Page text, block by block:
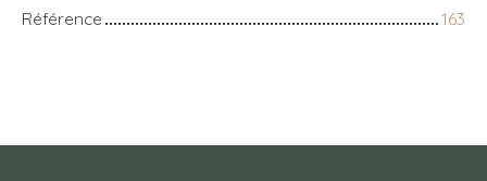
Référence
163